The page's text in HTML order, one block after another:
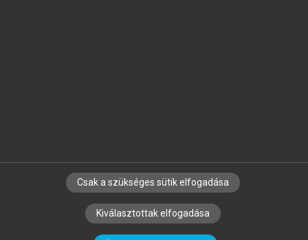
SZERZŐKNEK CÉGEKNEK KÖNYVTÁROSOKNAK
SZERKESZTÉSI ÉS LEKTORÁLÁSI ALAPELVEK
Csak a szükséges sütik elfogadása
Kiválasztottak elfogadása